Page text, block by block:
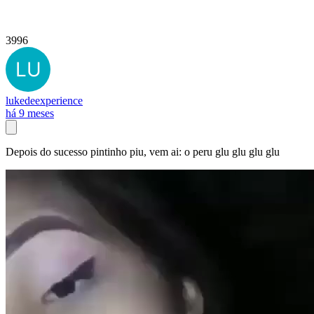
3996
lukedeexperience
há 9 meses
Depois do sucesso pintinho piu, vem ai: o peru glu glu glu glu